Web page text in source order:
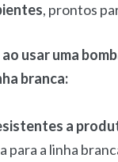
, prontos
usar uma
branca:
a
para a linha